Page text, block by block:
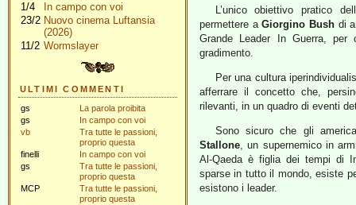
1/4
In campo con voi
23/2 Nuovo cinema Luftansia
(2026)
11/2 Wormslayer
ULTIMI COMMENTI
gs
La parola proibita
gs
In campo con voi
vb
Tra tutte le passioni,
proprio questa
finelli
In campo con voi
gs
Tra tutte le passioni,
proprio questa
MCP
Tra tutte le passioni,
proprio questa
L’unico obiettivo pratico
permettere aGiorgino Bushdi
Grande Leader In Guerra,
gradimento.
Per una cultura
afferrare il concetto che,
rilevanti, in un quadro di eventi
Sono sicuro che gli
Stallone, un supernemico in
Al-Qaeda è figlia dei tempi di
sparse in tutto il mondo, esiste
esistono i leader.